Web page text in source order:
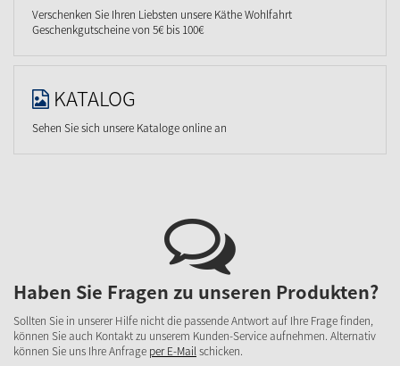
Verschenken Sie Ihren Liebsten unsere Käthe Wohlfahrt
Geschenkgutscheine von 5€ bis 100€
KATALOG
Sehen Sie sich unsere Kataloge online an
Haben Sie Fragen zu unseren Produkten?
Sollten Sie in unserer Hilfe nicht die passende Antwort auf Ihre Frage finden,
können Sie auch Kontakt zu unserem Kunden-Service aufnehmen. Alternativ
können Sie uns Ihre Anfrage per E-Mailschicken.